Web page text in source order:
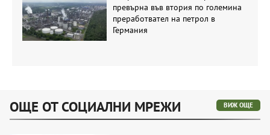
превърна във втория по големина
преработвател на петрол в
Германия
ОЩЕ ОТ СОЦИАЛНИ МРЕЖИ ВИЖ ОЩЕ